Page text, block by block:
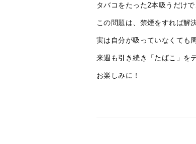
タバコをたった2本吸うだけ
この問題は、禁煙をすれば解
実は自分が吸っていなくても
来週も引き続き「たばこ」を
お楽しみに！